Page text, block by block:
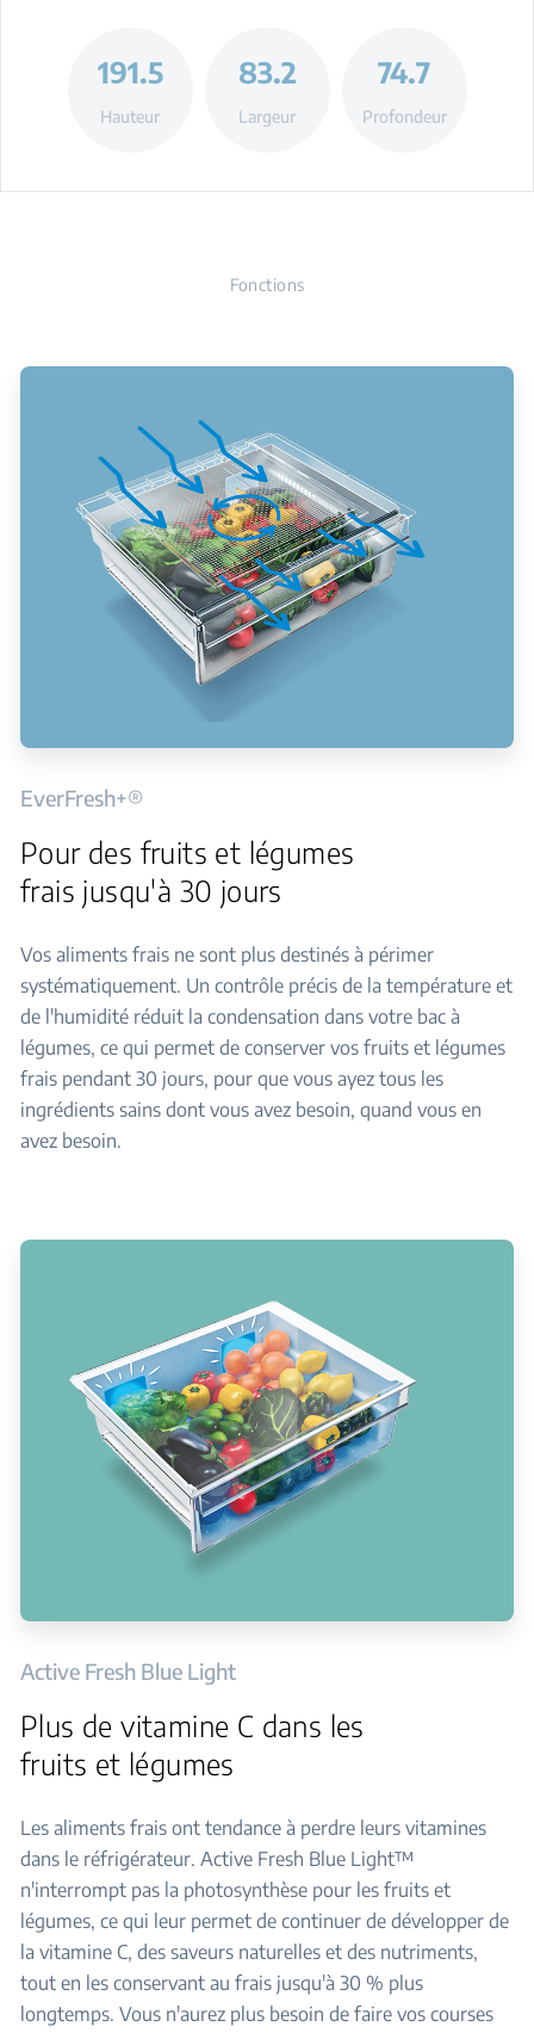
191.5
Hauteur
83.2
Largeur
74.7
Profondeur
Fonctions
EverFresh+®
Pour des fruits et légumes
frais jusqu'à 30 jours
Vos aliments frais ne sont plus destinés à périmer
systématiquement. Un contrôle précis de la température et
de l'humidité réduit la condensation dans votre bac à
légumes, ce qui permet de conserver vos fruits et légumes
frais pendant 30 jours, pour que vous ayez tous les
ingrédients sains dont vous avez besoin, quand vous en
avez besoin.
Active Fresh Blue Light
Plus de vitamine C dans les
fruits et légumes
Les aliments frais ont tendance à perdre leurs vitamines
dans le réfrigérateur. Active Fresh Blue Light™
n'interrompt pas la photosynthèse pour les fruits et
légumes, ce qui leur permet de continuer de développer de
la vitamine C, des saveurs naturelles et des nutriments,
tout en les conservant au frais jusqu'à 30 % plus
longtemps. Vous n'aurez plus besoin de faire vos courses